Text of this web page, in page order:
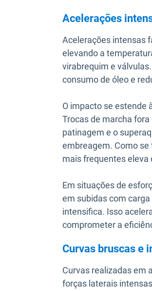
Acelerações
Acelerações intensas
elevando a
virabrequim e
consumo de óleo e
O impacto se estende
Trocas de marcha
patinagem e o
embreagem. Como
mais frequentes eleva
Em situações de
em subidas com
intensifica. Isso
comprometer a
Curvas bruscas e
Curvas realizadas em
forças laterais